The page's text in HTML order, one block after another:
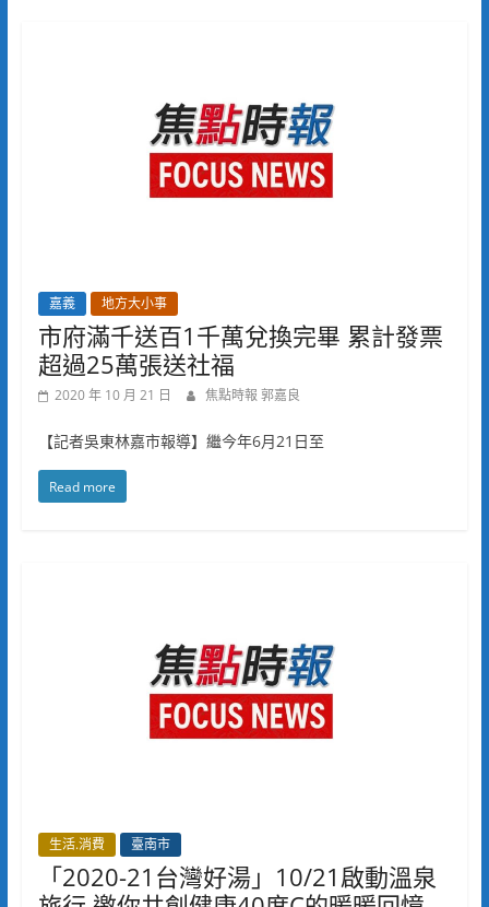
嘉義 地方大小事
市府滿千送百1千萬兌換完畢 累計發票
超過25萬張送社福
2020 年 10 月 21 日 焦點時報 郭嘉良
【記者吳東林嘉市報導】繼今年6月21日至
Read more
生活.消費 臺南市
「2020-21台灣好湯」10/21啟動溫泉